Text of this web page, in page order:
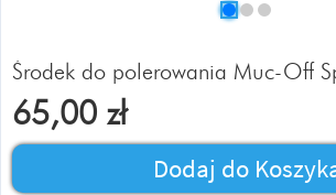
Środek do polerowania Muc-Off
65,00 zł
Dodaj do